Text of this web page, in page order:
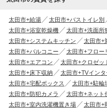
太田市+給湯 太田市+バストイレ別
太田市+浴室乾燥機
太田市+洗面所
太田市+システムキッチン
太田市+
太田市+バルコニー
太田市+フロー
太田市+エアコン
太田市+クロゼッ
太田市+床下収納
太田市+TVイン
太田市+宅配ボックス
太田市+駐輪
太田市+防犯カメラ
太田市+ネット
太田市+室内洗濯機置き場
太田市+